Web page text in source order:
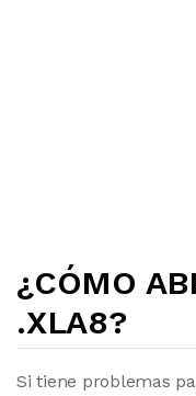
¿CÓMO
.XLA8?
Si tiene problemas